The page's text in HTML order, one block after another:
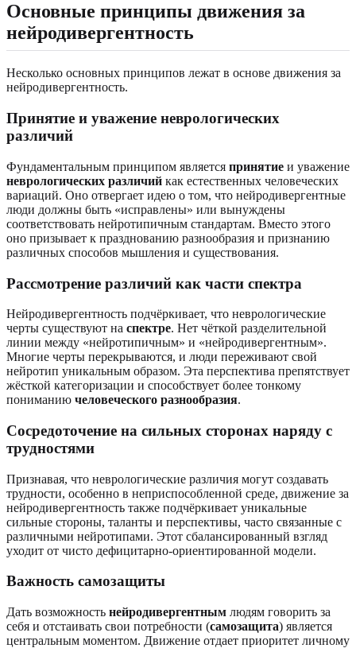
Основные принципы движения за
нейродивергентность
Несколько основных принципов лежат в основе движения за
нейродивергентность.
Принятие и уважение неврологических
различий
Фундаментальным принципом является принятие и уважение
неврологических различий как естественных человеческих
вариаций. Оно отвергает идею о том, что нейродивергентные
люди должны быть «исправлены» или вынуждены
соответствовать нейротипичным стандартам. Вместо этого
оно призывает к празднованию разнообразия и признанию
различных способов мышления и существования.
Рассмотрение различий как части спектра
Нейродивергентность подчёркивает, что неврологические
черты существуют на спектре. Нет чёткой разделительной
линии между «нейротипичным» и «нейродивергентным».
Многие черты перекрываются, и люди переживают свой
нейротип уникальным образом. Эта перспектива препятствует
жёсткой категоризации и способствует более тонкому
пониманию человеческого разнообразия.
Сосредоточение на сильных сторонах наряду с
трудностями
Признавая, что неврологические различия могут создавать
трудности, особенно в неприспособленной среде, движение за
нейродивергентность также подчёркивает уникальные
сильные стороны, таланты и перспективы, часто связанные с
различными нейротипами. Этот сбалансированный взгляд
уходит от чисто дефицитарно-ориентированной модели.
Важность самозащиты
Дать возможность нейродивергентным людям говорить за
себя и отстаивать свои потребности (самозащита) является
центральным моментом. Движение отдает приоритет личному